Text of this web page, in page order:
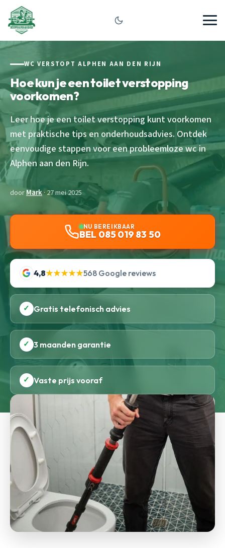
WC VERSTOPT ALPHEN AAN DEN RIJN
Hoe kun je een toilet verstopping
voorkomen?
Leer hoe je een toilet verstopping kunt voorkomen
met praktische tips en onderhoudsadvies. Ontdek
eenvoudige stappen voor een probleemloze wc in
Alphen aan den Rijn.
doorMark· 27 mei 2025
NU BEREIKBAAR
BEL 085 019 83 50
4,8★★★★★568 Google reviews
✓ Gratis telefonisch advies
✓ 3 maanden garantie
✓ Vaste prijs vooraf